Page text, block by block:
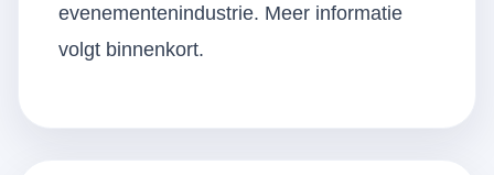
evenementenindustrie. Meer informatie
volgt binnenkort.